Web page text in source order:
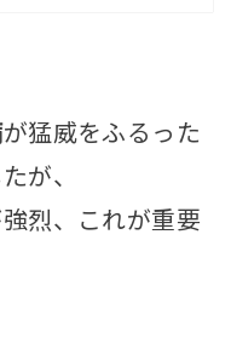
が猛威をふるった
が、
烈、これが重要